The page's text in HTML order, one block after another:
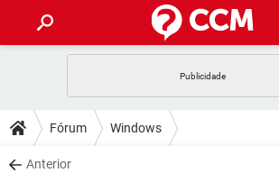
CELULAR
OUTLOOK
DICAS
JOGOS
DOWNLOADS
Fórum Windows
Anterior